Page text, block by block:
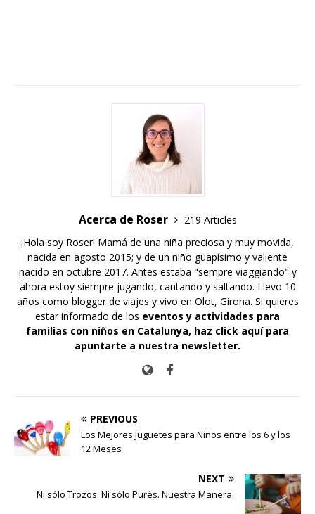
Acerca de Roser
219 Articles
¡Hola soy Roser! Mamá de una niña preciosa y muy movida,
nacida en agosto 2015; y de un niño guapísimo y valiente
nacido en octubre 2017. Antes estaba "sempre viaggiando" y
ahora estoy siempre jugando, cantando y saltando. Llevo 10
años como blogger de viajes y vivo en Olot, Girona. Si quieres
estar informado de los eventos y actividades para
familias con niños en Catalunya, haz click aquí para
apuntarte a nuestra newsletter.
PREVIOUS
Los Mejores Juguetes para Niños entre los 6 y los
12 Meses
NEXT
Ni sólo Trozos. Ni sólo Purés. Nuestra Manera.